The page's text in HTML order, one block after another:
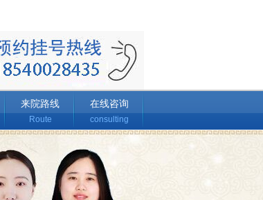
来院路线
Route
在线咨询
consulting